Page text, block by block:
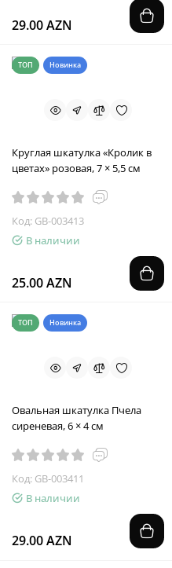
29.00 AZN
ТОП Новинка
Круглая шкатулка «Кролик в
цветах» розовая, 7 × 5,5 см
Код: GB-003413
В наличии
25.00 AZN
ТОП Новинка
Овальная шкатулка Пчела
сиреневая, 6 × 4 см
Код: GB-003411
В наличии
29.00 AZN